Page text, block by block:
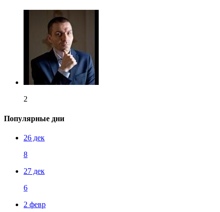
2
Популярные дни
26 дек
8
27 дек
6
2 февр